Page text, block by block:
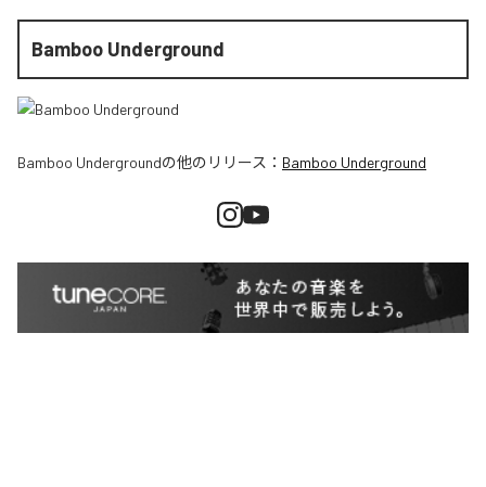
Bamboo Underground
Bamboo Undergroundの他のリリース： Bamboo Underground